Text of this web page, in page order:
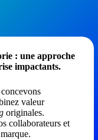
: une approche
impactants.
valeur
originales.
collaborateurs et